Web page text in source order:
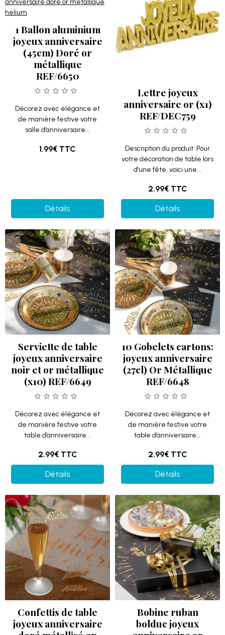
1 Ballon aluminium
joyeux anniversaire
(45cm) Doré or
métallique
REF/6650
Décorez avec élégance et
de manière festive votre
salle d’anniversaire...
1.99€ TTC
Détails
Lettre joyeux
anniversaire or (x1)
REF/DEC759
Description du produit: Pour
votre décoration de table lors
d'une fête, voici une...
2.99€ TTC
Détails
Serviette de table
joyeux anniversaire
noir et or métallique
(x10) REF/6649
Décorez avec élégance et
de manière festive votre
table d’anniversaire...
2.99€ TTC
Détails
10 Gobelets cartons:
joyeux anniversaire
(27cl) Or Métallique
REF/6648
Décorez avec élégance et
de manière festive votre
table d’anniversaire...
2.99€ TTC
Détails
Confettis de table
joyeux anniversaire
Bobine ruban
bolduc joyeux